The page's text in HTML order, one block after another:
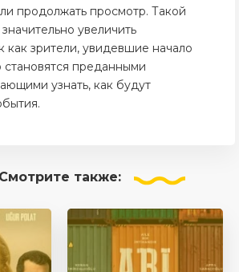
продолжать просмотр. Такой
увеличить
как зрители, увидевшие начало
становятся преданными
узнать, как будут
Смотрите также: